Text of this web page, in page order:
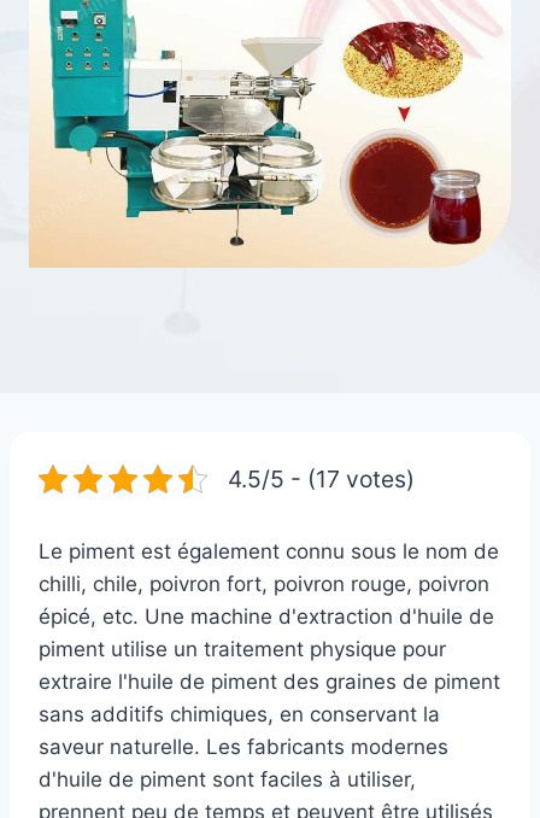
4.5/5 - (17 votes)
Le piment est également connu sous le nom de
chilli, chile, poivron fort, poivron rouge, poivron
épicé, etc. Une machine d'extraction d'huile de
piment utilise un traitement physique pour
extraire l'huile de piment des graines de piment
sans additifs chimiques, en conservant la
saveur naturelle. Les fabricants modernes
d'huile de piment sont faciles à utiliser,
prennent peu de temps et peuvent être utilisés